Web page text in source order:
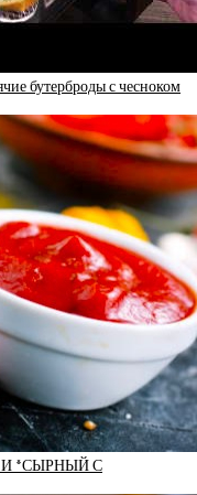
бутерброды с чесноком
*СЫРНЫЙ С